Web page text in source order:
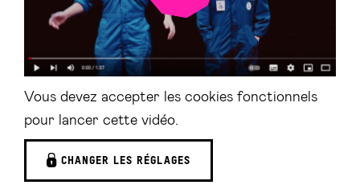
VIDÉO
Vous devez accepter les cookies fonctionnels
pour lancer cette vidéo.
CHANGER LES RÉGLAGES